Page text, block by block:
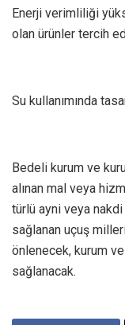
Enerji verimliliği
olan ürünler tercih
Su kullanımında
Bedeli kurum ve
alınan mal veya
türlü ayni veya
sağlanan uçuş
önlenecek, kurum
sağlanacak.